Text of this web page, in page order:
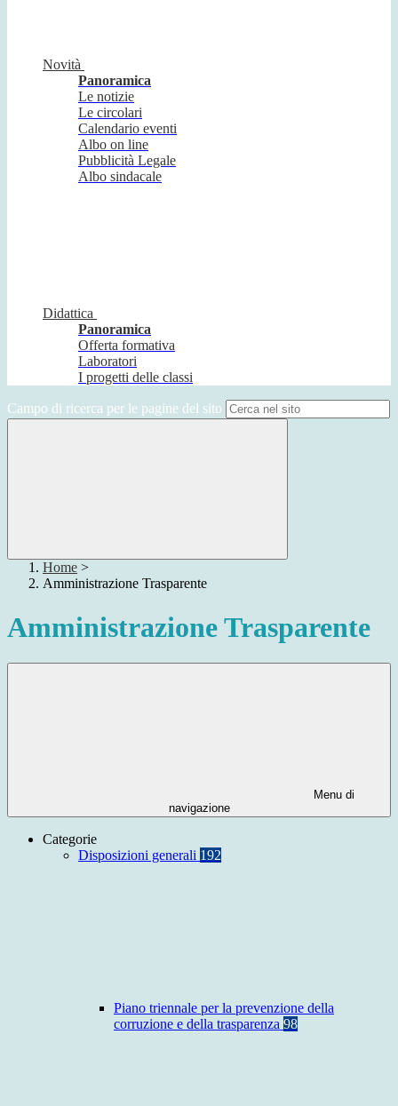
Novità
Panoramica
Le notizie
Le circolari
Calendario eventi
Albo on line
Pubblicità Legale
Albo sindacale
Didattica
Panoramica
Offerta formativa
Laboratori
I progetti delle classi
Campo di ricerca per le pagine del sito
Home >
Amministrazione Trasparente
Amministrazione Trasparente
Menu di
navigazione
Categorie
Disposizioni generali 192
Piano triennale per la prevenzione della
corruzione e della trasparenza 98